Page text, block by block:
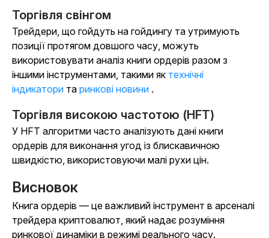
Торгівля свінгом
Трейдери, що гойдуть на гойдингу та утримують
позиції протягом довшого часу, можуть
використовувати аналіз книги ордерів разом з
іншими інструментами, такими як технічні
індикатори та ринкові новини .
Торгівля високою частотою (HFT)
У HFT алгоритми часто аналізують дані книги
ордерів для виконання угод із блискавичною
швидкістю, використовуючи малі рухи цін.
Висновок
Книга ордерів — це важливий інструмент в арсеналі
трейдера криптовалют, який надає розуміння
ринкової динаміки в режимі реального часу.